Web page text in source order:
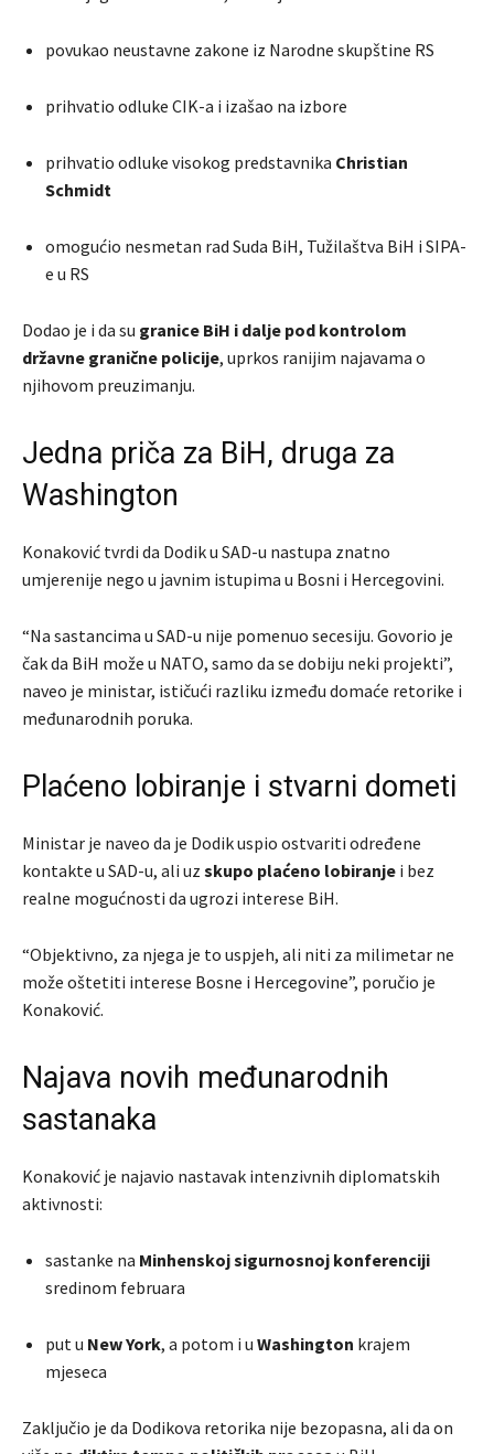
povukao neustavne zakone iz Narodne skupštine RS
prihvatio odluke CIK-a i izašao na izbore
prihvatio odluke visokog predstavnika Christian
Schmidt
omogućio nesmetan rad Suda BiH, Tužilaštva BiH i SIPA-
e u RS
Dodao je i da su granice BiH i dalje pod kontrolom
državne granične policije, uprkos ranijim najavama o
njihovom preuzimanju.
Jedna priča za BiH, druga za
Washington
Konaković tvrdi da Dodik u SAD-u nastupa znatno
umjerenije nego u javnim istupima u Bosni i Hercegovini.
“Na sastancima u SAD-u nije pomenuo secesiju. Govorio je
čak da BiH može u NATO, samo da se dobiju neki projekti”,
naveo je ministar, ističući razliku između domaće retorike i
međunarodnih poruka.
Plaćeno lobiranje i stvarni dometi
Ministar je naveo da je Dodik uspio ostvariti određene
kontakte u SAD-u, ali uz skupo plaćeno lobiranje i bez
realne mogućnosti da ugrozi interese BiH.
“Objektivno, za njega je to uspjeh, ali niti za milimetar ne
može oštetiti interese Bosne i Hercegovine”, poručio je
Konaković.
Najava novih međunarodnih
sastanaka
Konaković je najavio nastavak intenzivnih diplomatskih
aktivnosti:
sastanke na Minhenskoj sigurnosnoj konferenciji
sredinom februara
put u New York, a potom i u Washington krajem
mjeseca
Zaključio je da Dodikova retorika nije bezopasna, ali da on